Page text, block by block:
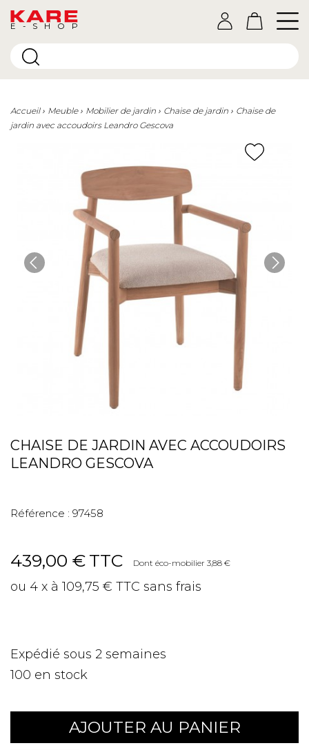
E-SHOP
Accueil Meuble Mobilier de jardin Chaise de jardin
Chaise de
jardin avec accoudoirs Leandro Gescova
CHAISE DE JARDIN AVEC ACCOUDOIRS
LEANDRO GESCOVA
Référence : 97458
439,00 € TTC Dont éco-mobilier 3,88 €
ou 4 x à 109,75 € TTC sans frais
Expédié sous 2 semaines
100 en stock
AJOUTER AU PANIER